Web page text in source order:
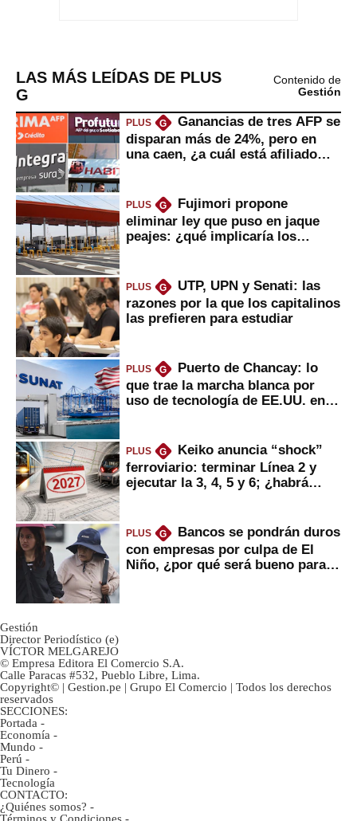
LAS MÁS LEÍDAS DE PLUS
G
Contenido de
Gestión
PLUS G
Ganancias de tres AFP se
disparan más de 24%, pero en
una caen, ¿a cuál está afiliado
PLUS G
Fujimori propone
eliminar ley que puso en jaque
peajes: ¿qué implicaría los
PLUS G
UTP, UPN y Senati: las
razones por la que los capitalinos
las prefieren para estudiar
PLUS G
Puerto de Chancay: lo
que trae la marcha blanca por
uso de tecnología de EE.UU. en
PLUS G
Keiko anuncia “shock”
ferroviario: terminar Línea 2 y
ejecutar la 3, 4, 5 y 6; ¿habrá
PLUS G
Bancos se pondrán duros
con empresas por culpa de El
Niño, ¿por qué será bueno para
Gestión
Director Periodístico (e)
VÍCTOR MELGAREJO
© Empresa Editora El Comercio S.A.
Calle Paracas #532, Pueblo Libre, Lima.
Copyright© | Gestion.pe | Grupo El Comercio | Todos los derechos
reservados
SECCIONES:
Portada -
Economía -
Mundo -
Perú -
Tu Dinero -
Tecnología
CONTACTO:
¿Quiénes somos? -